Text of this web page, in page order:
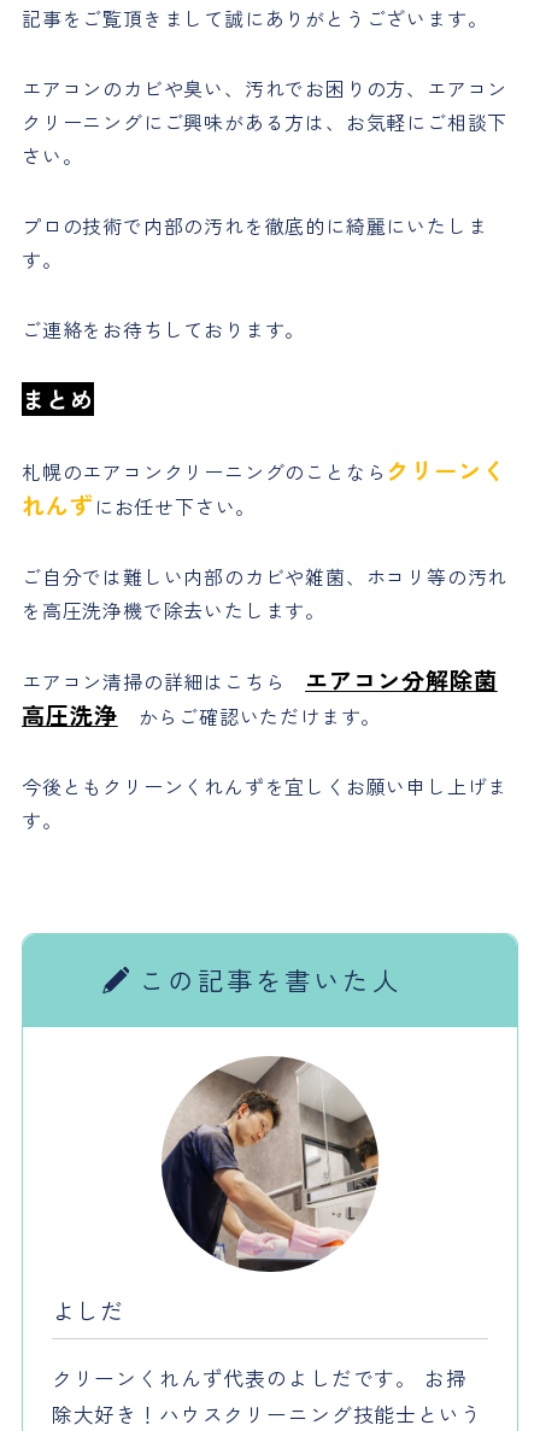
記事をご覧頂きまして誠にありがとうございます。
エアコンのカビや臭い、汚れでお困りの方、エアコン
クリーニングにご興味がある方は、お気軽にご相談下
さい。
プロの技術で内部の汚れを徹底的に綺麗にいたしま
す。
ご連絡をお待ちしております。
まとめ
札幌のエアコンクリーニングのことなら クリーンく
れんず にお任せ下さい。
ご自分では難しい内部のカビや雑菌、ホコリ等の汚れ
を高圧洗浄機で除去いたします。
エアコン清掃の詳細はこちら エアコン分解除菌
高圧洗浄 からご確認いただけます。
今後ともクリーンくれんずを宜しくお願い申し上げま
す。
この記事を書いた人
よしだ
クリーンくれんず代表のよしだです。 お掃
除大好き！ハウスクリーニング技能士という